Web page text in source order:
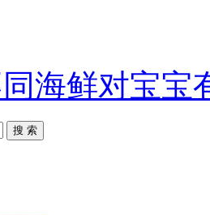
海鲜对宝宝
搜 索